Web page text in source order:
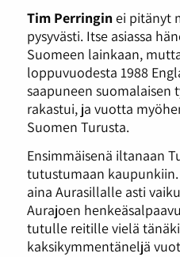
Tim Perringinei pitänyt
pysyvästi. Itse asiassa
Suomeen lainkaan,
loppuvuodesta 1988
saapuneen suomalaisen
rakastui, ja vuotta
Suomen Turusta.
Ensimmäisenä iltanaan
tutustumaan
aina Aurasillalle asti
Aurajoen
tutulle reitille vielä
kaksikymmentäneljä